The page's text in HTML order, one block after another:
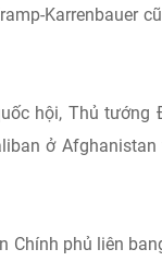
Karrenbauer
hội, Thủ
ở
Chính phủ liên